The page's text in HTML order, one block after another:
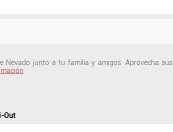
Nevado junto a tu familia y amigos. Aprovecha sus
Out